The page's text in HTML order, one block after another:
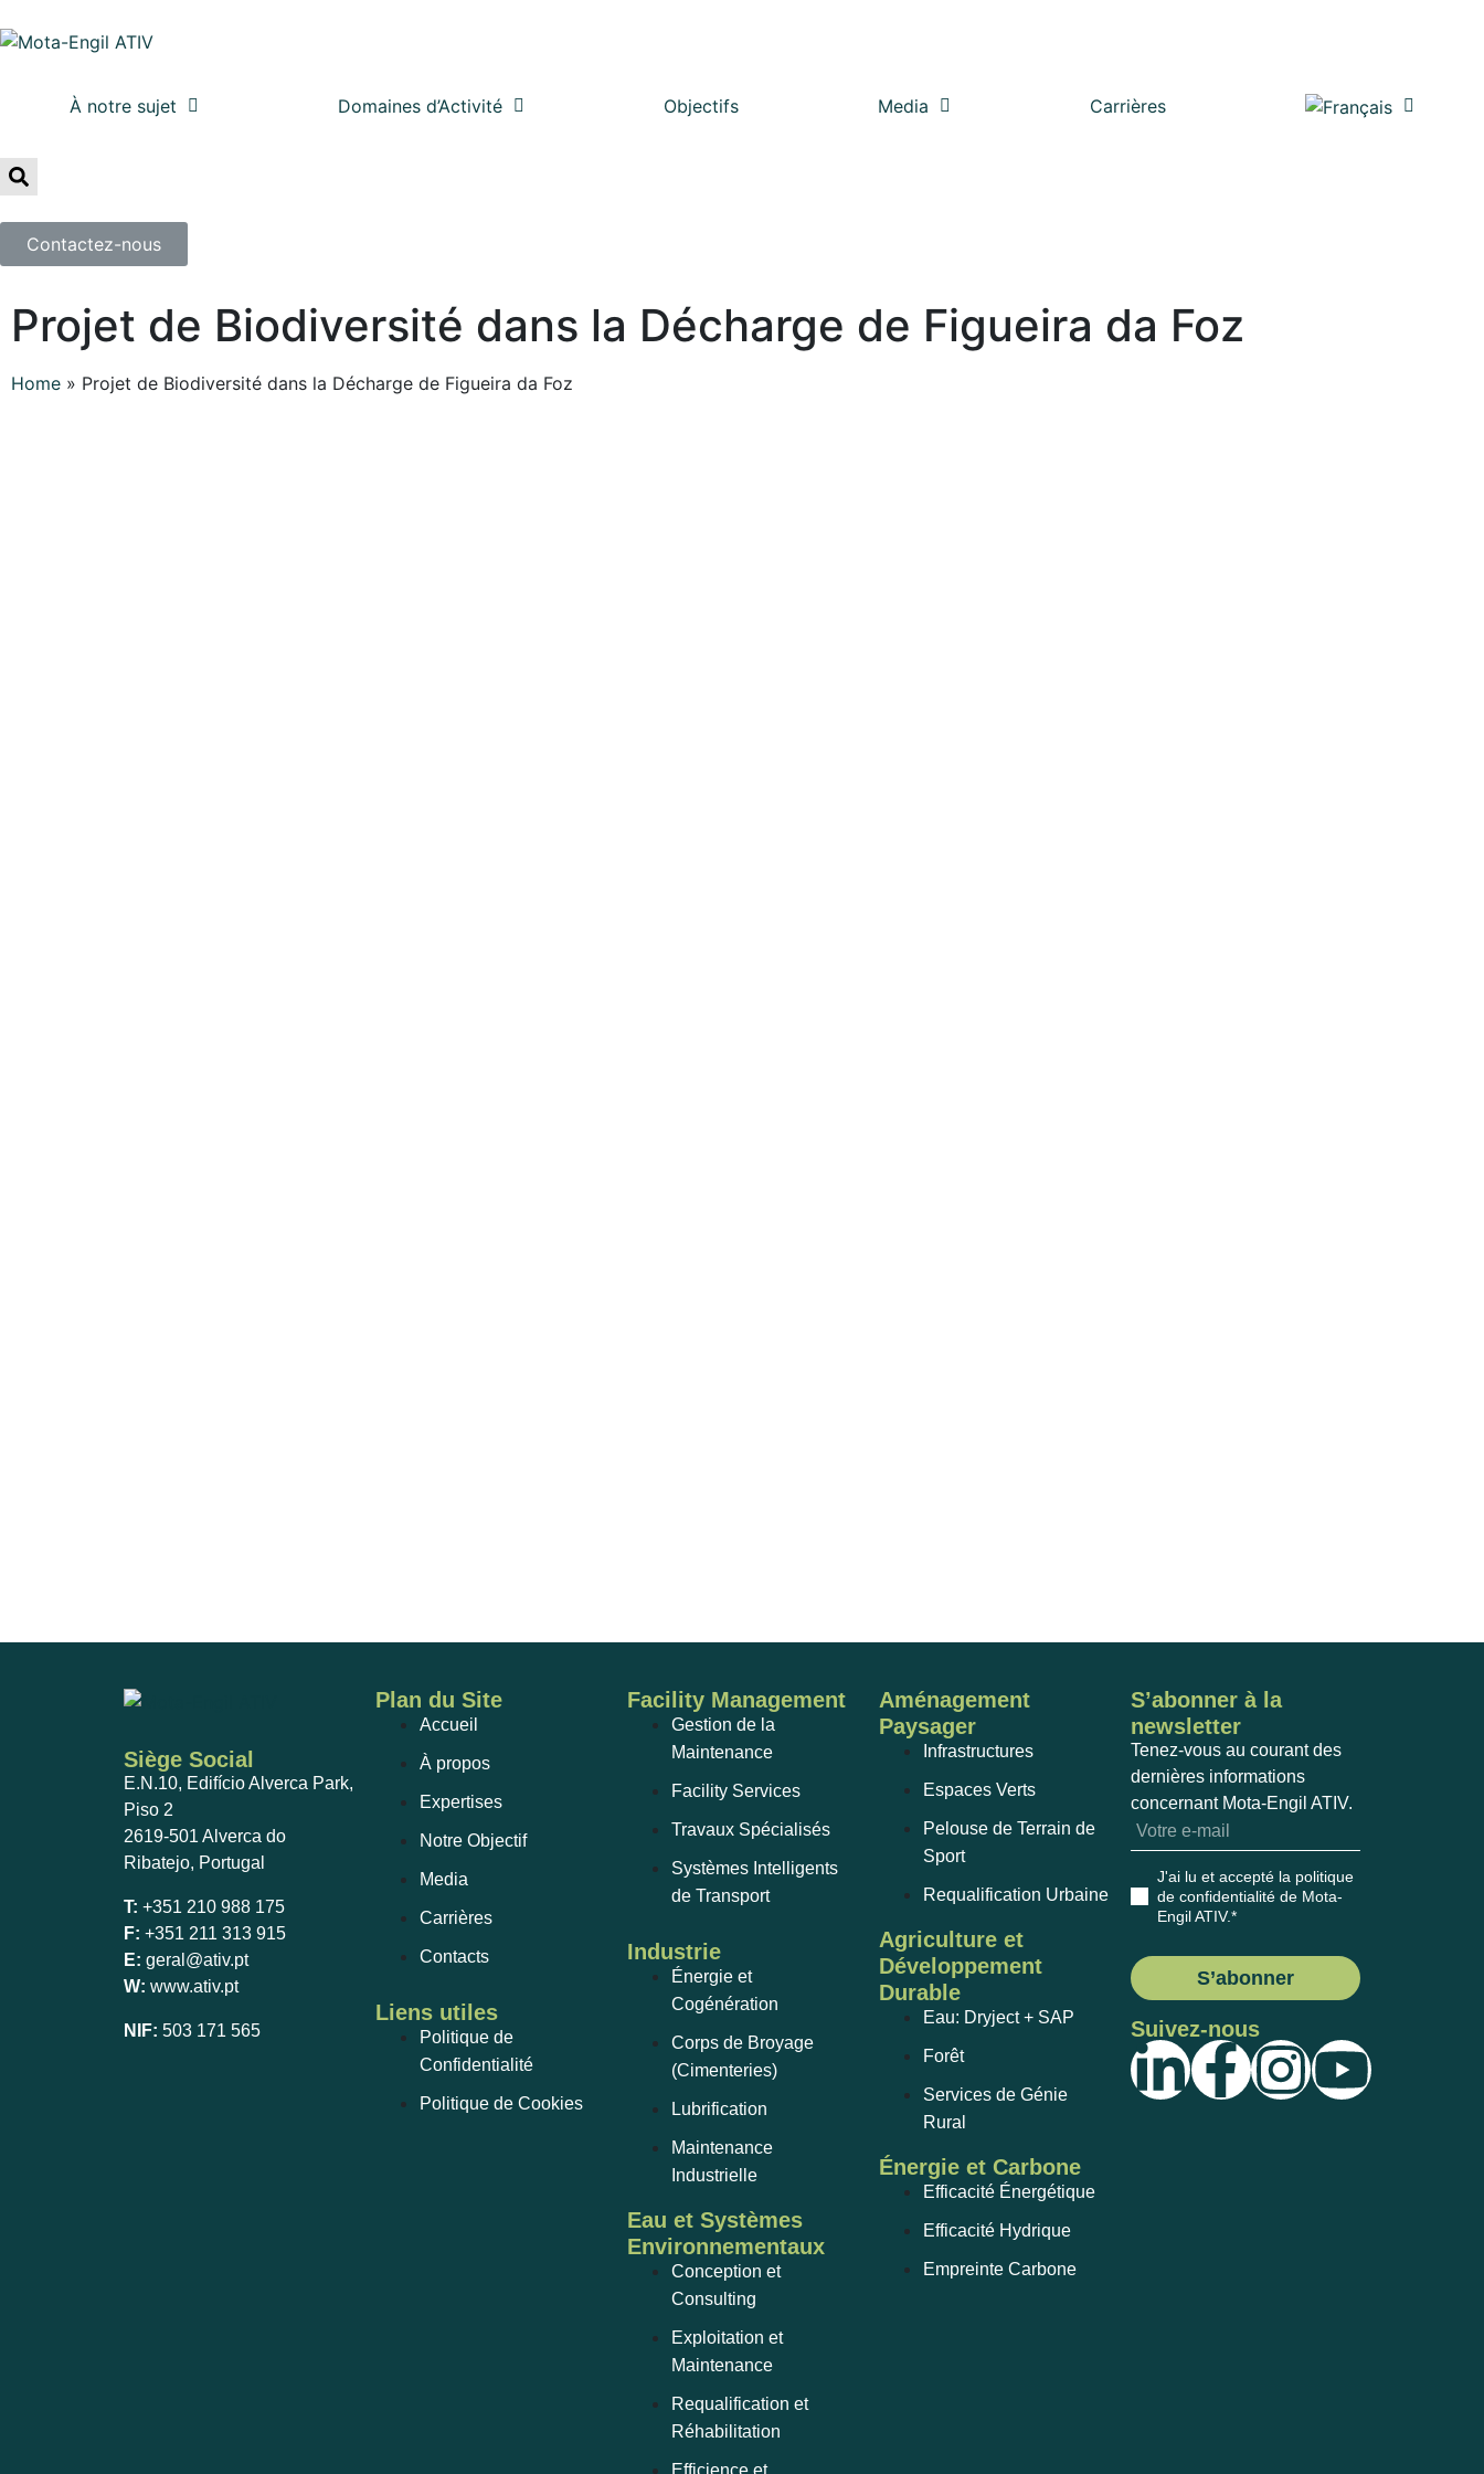
À notre sujet Domaines d’Activité Objectifs Media Carrières
Contactez-nous
Projet de Biodiversité dans la Décharge de Figueira da Foz
Home » Projet de Biodiversité dans la Décharge de Figueira da Foz
Siège Social
E.N.10, Edifício Alverca Park,
Piso 2
2619-501 Alverca do
Ribatejo, Portugal
T: +351 210 988 175
F: +351 211 313 915
E: geral@ativ.pt
W: www.ativ.pt
NIF: 503 171 565
Plan du Site
Accueil
À propos
Expertises
Notre Objectif
Media
Carrières
Contacts
Liens utiles
Politique de
Confidentialité
Politique de Cookies
Facility Management
Gestion de la
Maintenance
Facility Services
Travaux Spécialisés
Systèmes Intelligents
de Transport
Industrie
Énergie et
Cogénération
Corps de Broyage
(Cimenteries)
Lubrification
Maintenance
Industrielle
Eau et Systèmes
Environnementaux
Conception et
Consulting
Exploitation et
Maintenance
Requalification et
Réhabilitation
Aménagement
Paysager
Infrastructures
Espaces Verts
Pelouse de Terrain de
Sport
Requalification Urbaine
Agriculture et
Développement
Durable
Eau: Dryject + SAP
Forêt
Services de Génie
Rural
Énergie et Carbone
Efficacité Énergétique
Efficacité Hydrique
Empreinte Carbone
S’abonner à la
newsletter
Tenez-vous au courant des
dernières informations
concernant Mota-Engil ATIV.
J'ai lu et accepté la politique
de confidentialité de Mota-
Engil ATIV.*
S’abonner
Suivez-nous